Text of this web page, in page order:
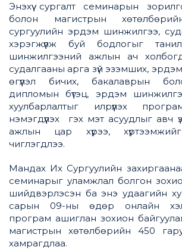
Энэхүү сургалт семинарын
болон магистрын
сургуулийн эрдэм шинжилгээ,
хэрэгжүүлж буй бодлогыг
шинжилгээний ажлын ач
судалгааны арга зүй эзэмших,
өгүүлэл бичих, бакалаврын
дипломын бүтэц, эрдэм
хуулбарлалтыг илрүүлэх
нэмэгдүүлэх гэх мэт асуудлыг авч
ажлын цар хүрээ, хүртээмжийг
чиглэгдлээ.
Мандах Их Сургуулийн
семинарыг уламжлал болгон
шийдвэрлэсэн ба энэ удаагийн
сарын 09-ны өдөр онлайн
програм ашиглан зохион
магистрын хөтөлбөрийн 450
хамрагдлаа.